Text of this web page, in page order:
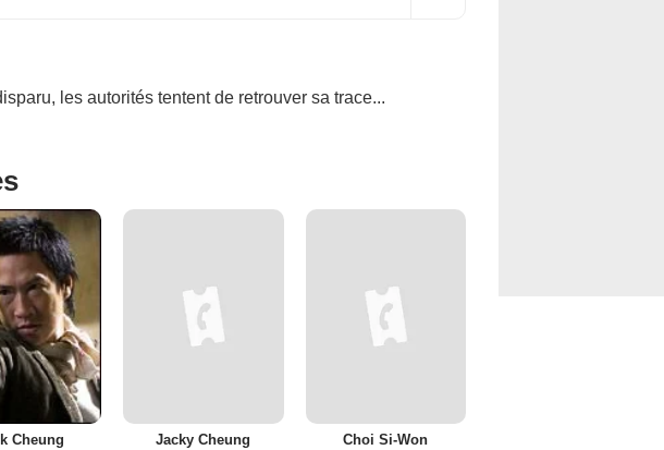
les autorités tentent de retrouver sa trace...
Cheung Jacky Cheung Choi Si-Won